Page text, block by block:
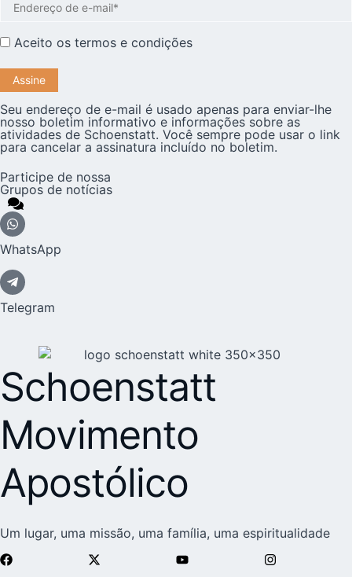
Aceito os termos e condições
Seu endereço de e-mail é usado apenas para enviar-lhe
nosso boletim informativo e informações sobre as
atividades de Schoenstatt. Você sempre pode usar o link
para cancelar a assinatura incluído no boletim.
Participe de nossa
Grupos de notícias
WhatsApp
Telegram
Schoenstatt
Movimento
Apostólico
Um lugar, uma missão, uma família, uma espiritualidade